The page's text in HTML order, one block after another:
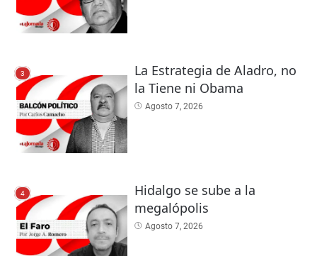
3
La Estrategia de Aladro, no
la Tiene ni Obama
Agosto 7, 2026
4
Hidalgo se sube a la
megalópolis
Agosto 7, 2026